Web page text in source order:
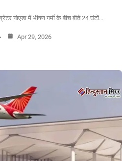
नोएडा में भीषण गर्मी के बीच बीते 24 घंटों…
Apr 29, 2026